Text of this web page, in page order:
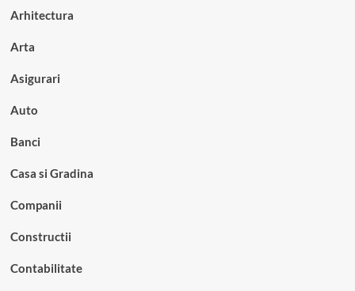
Arhitectura
Arta
Asigurari
Auto
Banci
Casa si Gradina
Companii
Constructii
Contabilitate